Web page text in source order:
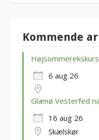
Kommende
6 aug 26
Glænø Vesterfed
16 aug 26
Skælskør